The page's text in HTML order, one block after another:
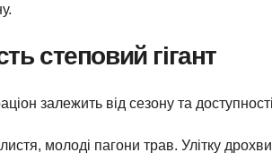
степовий гігант
залежить від сезону та
молоді пагони трав. Улітку